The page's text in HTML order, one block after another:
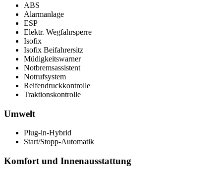
ABS
Alarmanlage
ESP
Elektr. Wegfahrsperre
Isofix
Isofix Beifahrersitz
Müdigkeitswarner
Notbremsassistent
Notrufsystem
Reifendruckkontrolle
Traktionskontrolle
Umwelt
Plug-in-Hybrid
Start/Stopp-Automatik
Komfort und Innenausstattung